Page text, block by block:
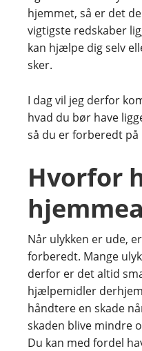
hjemmet, så er det
vigtigste redskaber
kan hjælpe dig selv
sker.
I dag vil jeg derfor
hvad du bør have
så du er forberedt på
Hvorfor
Når ulykken er ude,
forberedt. Mange
derfor er det altid
hjælpemidler
håndtere en skade
skaden blive mindre
Du kan med fordel